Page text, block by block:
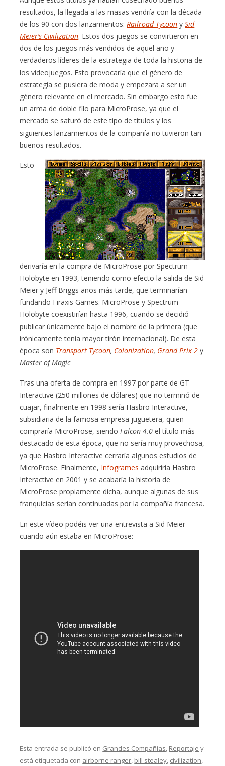
resultados, la llegada a las masas vendría con la década
de los 90 con dos lanzamientos:Railroad Tycoon ySid
Meier’s Civilization. Estos dos juegos se convirtieron en
dos de los juegos más vendidos de aquel año y
verdaderos líderes de la estrategia de toda la historia de
los videojuegos. Esto provocaría que el género de
estrategia se pusiera de moda y empezara a ser un
género relevante en el mercado. Sin embargo esto fue
un arma de doble filo para MicroProse, ya que el
mercado se saturó de este tipo de títulos y los
siguientes lanzamientos de la compañía no tuvieron tan
buenos resultados.
Esto
derivaría en la compra de MicroProse por Spectrum
Holobyte en 1993, teniendo como efecto la salida de Sid
Meier y Jeff Briggs años más tarde, que terminarían
fundando Firaxis Games. MicroProse y Spectrum
Holobyte coexistirían hasta 1996, cuando se decidió
publicar únicamente bajo el nombre de la primera (que
irónicamente tenía mayor tirón internacional). De esta
época son Transport Tycoon, Colonization, Grand Prix 2 y
Master of Magic
Tras una oferta de compra en 1997 por parte de GT
Interactive (250 millones de dólares) que no terminó de
cuajar, finalmente en 1998 sería Hasbro Interactive,
subsidiaria de la famosa empresa juguetera, quien
compraría MicroProse, siendoFalcon 4.0 el título más
destacado de esta época, que no sería muy provechosa,
ya que Hasbro Interactive cerraría algunos estudios de
MicroProse. Finalmente, Infogrames adquiriría Hasbro
Interactive en 2001 y se acabaría la historia de
MicroProse propiamente dicha, aunque algunas de sus
franquicias serían continuadas por la compañía francesa.
En este vídeo podéis ver una entrevista a Sid Meier
cuando aún estaba en MicroProse:
Esta entrada se publicó en Grandes Compañías, Reportaje y
está etiquetada con airborne ranger, bill stealey, civilization,